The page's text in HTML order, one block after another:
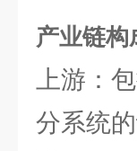
产业链构
上游：
分系统